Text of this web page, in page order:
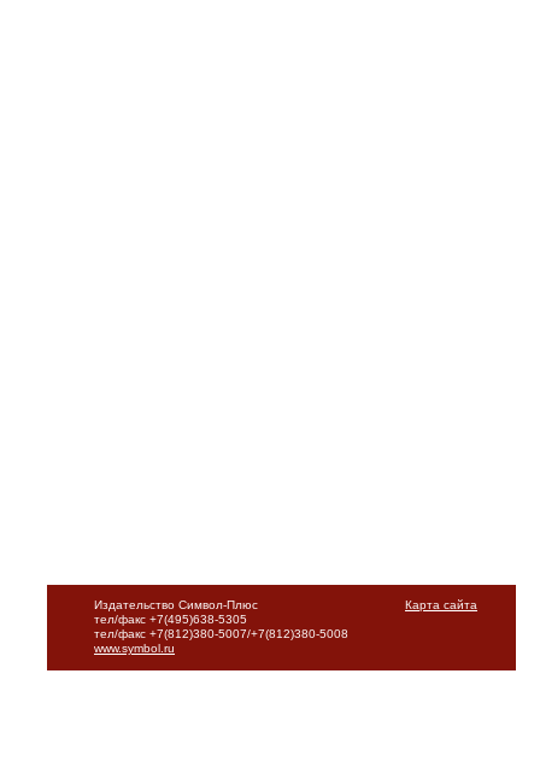
Карта сайта
Издательство Символ-Плюс
тел/факс +7(495)638-5305
тел/факс +7(812)380-5007/+7(812)380-5008
www.symbol.ru